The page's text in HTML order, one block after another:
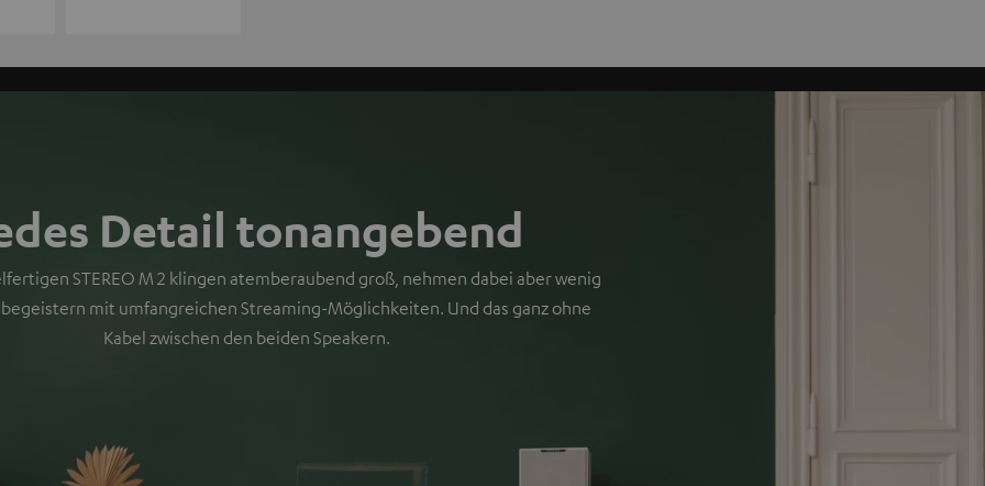
Detail tonangebend
STEREO M 2 klingen atemberaubend groß, nehmen dabei aber wenig
begeistern mit umfangreichen Streaming-Möglichkeiten. Und das ganz ohne
Kabel zwischen den beiden Speakern.